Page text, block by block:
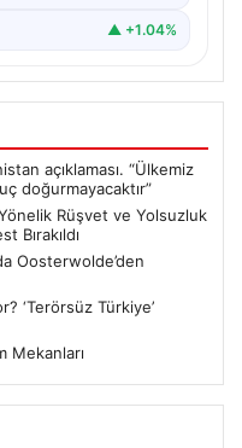
▲ +1.04%
açıklaması. “Ülkemiz
doğurmayacaktır”
Rüşvet ve Yolsuzluk
Bırakıldı
Oosterwolde’den
‘Terörsüz Türkiye’
Mekanları